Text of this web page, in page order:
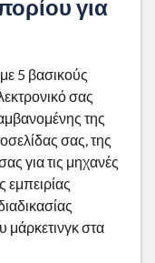
για
5 βασικούς
σας
της
σας, της
για τις μηχανές
εμπειρίας
μάρκετινγκ στα